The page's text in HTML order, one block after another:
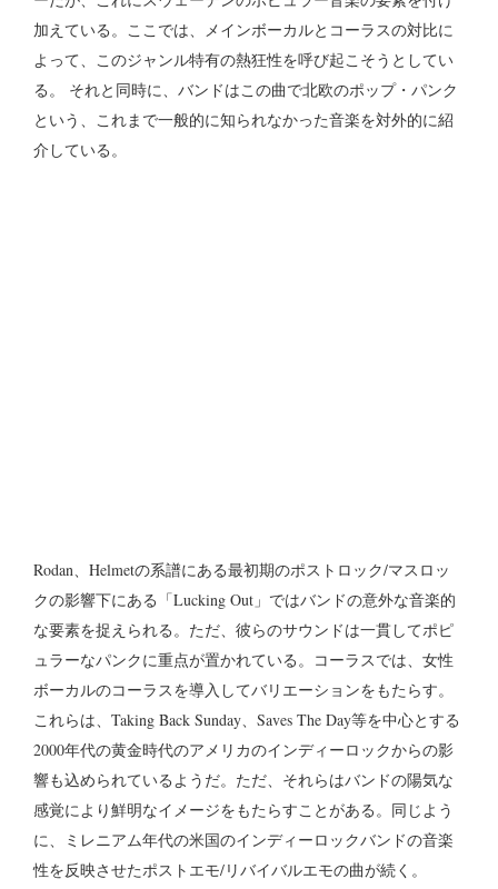
加えている。ここでは、メインボーカルとコーラスの対比に
よって、このジャンル特有の熱狂性を呼び起こそうとしてい
る。 それと同時に、バンドはこの曲で北欧のポップ・パンク
という、これまで一般的に知られなかった音楽を対外的に紹
介している。
Rodan、Helmetの系譜にある最初期のポストロック/マスロッ
クの影響下にある「Lucking Out」ではバンドの意外な音楽的
な要素を捉えられる。ただ、彼らのサウンドは一貫してポピ
ュラーなパンクに重点が置かれている。コーラスでは、女性
ボーカルのコーラスを導入してバリエーションをもたらす。
これらは、Taking Back Sunday、Saves The Day等を中心とする
2000年代の黄金時代のアメリカのインディーロックからの影
響も込められているようだ。ただ、それらはバンドの陽気な
感覚により鮮明なイメージをもたらすことがある。同じよう
に、ミレニアム年代の米国のインディーロックバンドの音楽
性を反映させたポストエモ/リバイバルエモの曲が続く。